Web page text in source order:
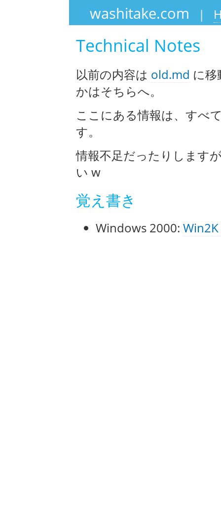
washitake.com |
Technical Notes
以前の内容は old.md に
かはそちらへ。
ここにある情報は、すべ
す。
情報不足だったりします
い w
覚え書き
Windows 2000: